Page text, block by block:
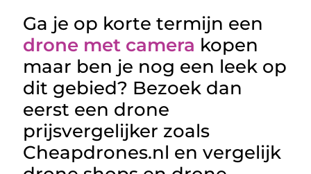
Ga je op korte termijn een
drone met camera kopen
maar ben je nog een leek op
dit gebied? Bezoek dan
eerst een drone
prijsvergelijker zoals
Cheapdrones.nl en vergelijk